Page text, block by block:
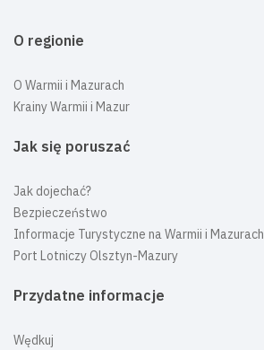
O regionie
O Warmii i Mazurach
Krainy Warmii i Mazur
Jak się poruszać
Jak dojechać?
Bezpieczeństwo
Informacje Turystyczne na Warmii i Mazurach
Port Lotniczy Olsztyn-Mazury
Przydatne informacje
Wędkuj